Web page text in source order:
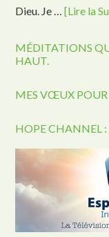
Dieu. Je …[Lire la
MÉDITATIONS
HAUT.
MES VŒUX POUR
HOPE CHANNEL :